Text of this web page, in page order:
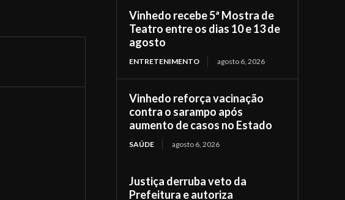
Vinhedo recebe 5ª Mostra de
Teatro entre os dias 10 e 13 de
agosto
ENTRETENIMENTO agosto 6, 2026
Vinhedo reforça vacinação
contra o sarampo após
aumento de casos no Estado
SAÚDE agosto 6, 2026
Justiça derruba veto da
Prefeitura e autoriza